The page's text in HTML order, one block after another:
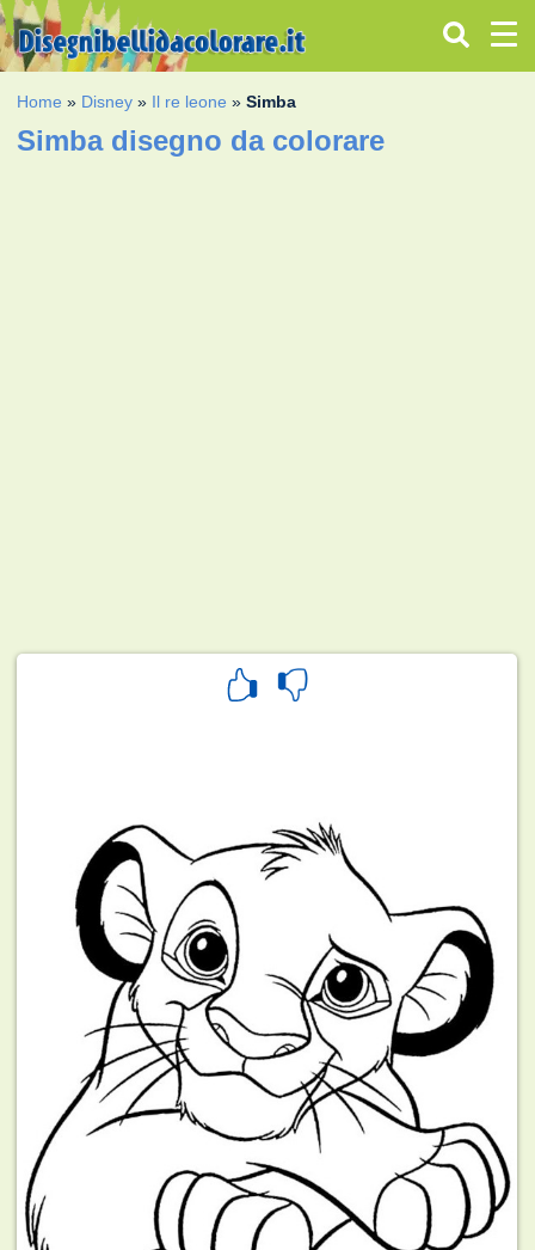
Home » Disney » Il re leone »Simba
Simba disegno da colorare